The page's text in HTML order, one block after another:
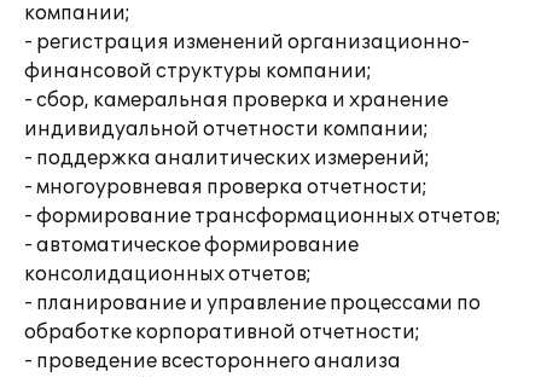
компании;
- регистрация изменений организационно-
финансовой структуры компании;
- сбор, камеральная проверка и хранение
индивидуальной отчетности компании;
- поддержка аналитических измерений;
- многоуровневая проверка отчетности;
- формирование трансформационных отчетов;
- автоматическое формирование
консолидационных отчетов;
- планирование и управление процессами по
обработке корпоративной отчетности;
- проведение всестороннего анализа